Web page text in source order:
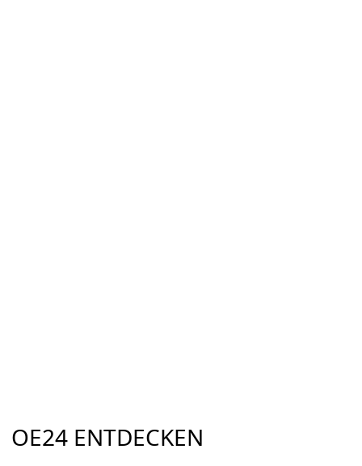
OE24 ENTDECKEN